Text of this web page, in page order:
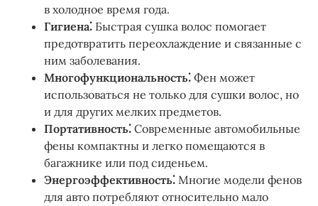
в холодное время года.
Гигиена⁚ Быстрая сушка волос помогает
предотвратить переохлаждение и связанные с
ним заболевания.
Многофункциональность⁚ Фен может
использоваться не только для сушки волос, но
и для других мелких предметов.
Портативность⁚ Современные автомобильные
фены компактны и легко помещаются в
багажнике или под сиденьем.
Энергоэффективность⁚ Многие модели фенов
для авто потребляют относительно мало